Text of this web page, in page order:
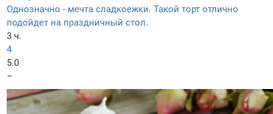
Однозначно - мечта сладкоежки. Такой торт отлично
подойдет на праздничный стол.
3 ч.
4
5.0
–